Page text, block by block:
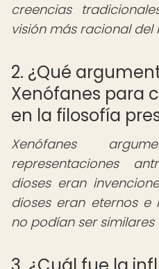
creencias
visión más racional del
2. ¿Qué
Xenófanes para
en la filosofía
Xenófanes
representaciones
dioses eran
dioses eran eternos e
no podían ser similares